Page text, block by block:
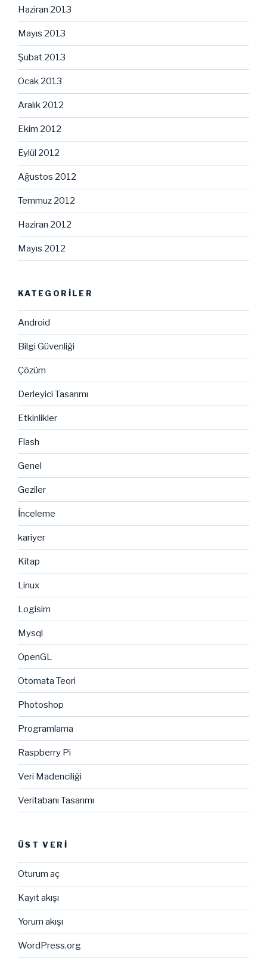
Haziran 2013
Mayıs 2013
Şubat 2013
Ocak 2013
Aralık 2012
Ekim 2012
Eylül 2012
Ağustos 2012
Temmuz 2012
Haziran 2012
Mayıs 2012
KATEGORILER
Android
Bilgi Güvenliği
Çözüm
Derleyici Tasarımı
Etkinlikler
Flash
Genel
Geziler
İnceleme
kariyer
Kitap
Linux
Logisim
Mysql
OpenGL
Otomata Teori
Photoshop
Programlama
Raspberry Pi
Veri Madenciliği
Veritabanı Tasarımı
ÜST VERI
Oturum aç
Kayıt akışı
Yorum akışı
WordPress.org